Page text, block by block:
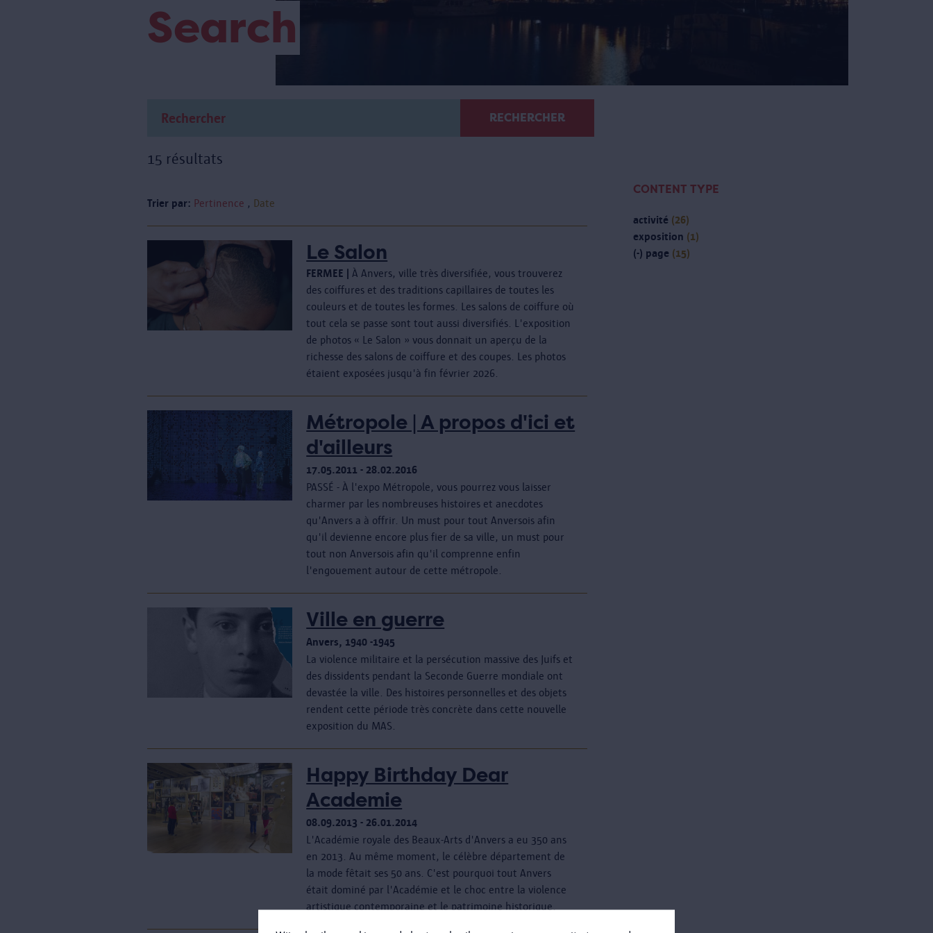
Search
RECHERCHER
15 résultats
CONTENT TYPE
activité (26)
exposition (1)
(-) page (15)
Trier par: Pertinence Date
Le Salon
FERMEE | À Anvers, ville très diversifiée, vous trouverez
des coiffures et des traditions capillaires de toutes les
couleurs et de toutes les formes. Les salons de coiffure où
tout cela se passe sont tout aussi diversifiés. L'exposition
de photos « Le Salon » vous donnait un aperçu de la
richesse des salons de coiffure et des coupes. Les photos
étaient exposées jusqu'à fin février 2026.
Métropole | A propos d'ici et
d'ailleurs
17.05.2011 - 28.02.2016
PASSÉ - À l'expo Métropole, vous pourrez vous laisser
charmer par les nombreuses histoires et anecdotes
qu'Anvers a à offrir. Un must pour tout Anversois afin
qu'il devienne encore plus fier de sa ville, un must pour
tout non Anversois afin qu'il comprenne enfin
l'engouement autour de cette métropole.
Ville en guerre
Anvers, 1940 -1945
La violence militaire et la persécution massive des Juifs et
des dissidents pendant la Seconde Guerre mondiale ont
devastée la ville. Des histoires personnelles et des objets
rendent cette période très concrète dans cette nouvelle
exposition du MAS.
Happy Birthday Dear
Academie
08.09.2013 - 26.01.2014
L'Académie royale des Beaux-Arts d'Anvers a eu 350 ans
en 2013. Au même moment, le célèbre département de
la mode fêtait ses 50 ans. C'est pourquoi tout Anvers
était dominé par l'Académie et le choc entre la violence
artistique contemporaine et le patrimoine historique.